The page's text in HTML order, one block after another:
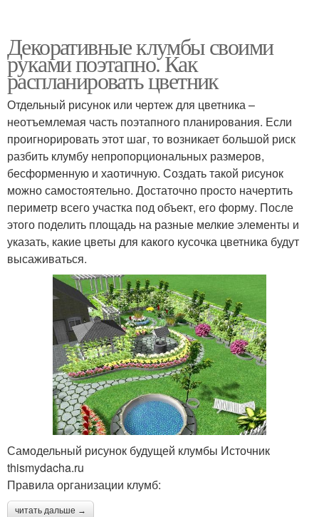
Декоративные клумбы своими
руками поэтапно. Как
распланировать цветник
Отдельный рисунок или чертеж для цветника –
неотъемлемая часть поэтапного планирования. Если
проигнорировать этот шаг, то возникает большой риск
разбить клумбу непропорциональных размеров,
бесформенную и хаотичную. Создать такой рисунок
можно самостоятельно. Достаточно просто начертить
периметр всего участка под объект, его форму. После
этого поделить площадь на разные мелкие элементы и
указать, какие цветы для какого кусочка цветника будут
высаживаться.
Самодельный рисунок будущей клумбы Источник
thismydacha.ru
Правила организации клумб:
читать дальше →